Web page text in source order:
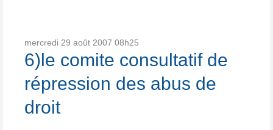
mercredi 29 août 2007 08h25
6)le comite consultatif de
répression des abus de
droit